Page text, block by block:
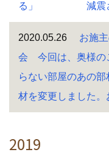
る」 減震され
2020.05.26
お施
会 今回は、奥様の
らない部屋のあの
材を変更しました。
2019